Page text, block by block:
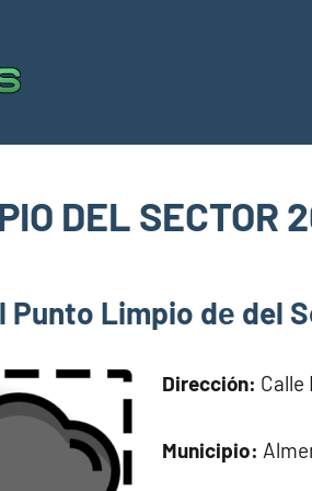
limpios
puntos
España
DEL SECTOR
Punto Limpio dе del
Dirección: Calle
Municipio: